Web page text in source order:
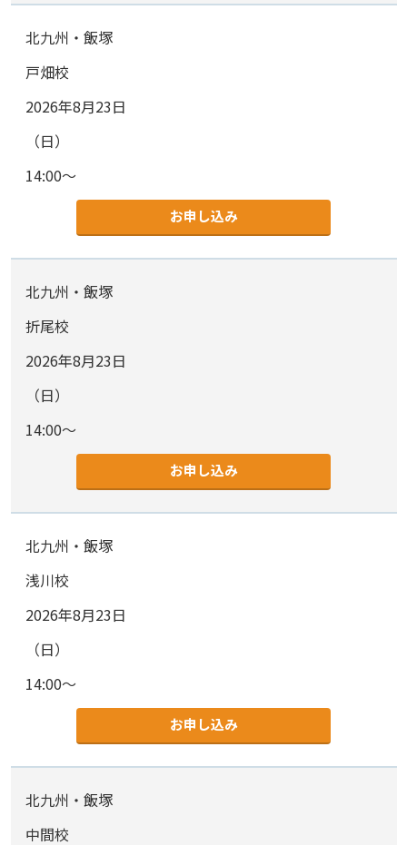
北九州・飯塚
戸畑校
2026年8月23日
（日）
14:00～
お申し込み
北九州・飯塚
折尾校
2026年8月23日
（日）
14:00～
お申し込み
北九州・飯塚
浅川校
2026年8月23日
（日）
14:00～
お申し込み
北九州・飯塚
中間校